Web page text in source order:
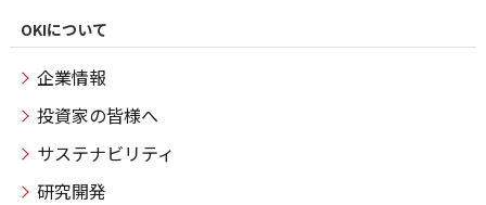
OKIについて
企業情報
投資家の皆様へ
サステナビリティ
研究開発